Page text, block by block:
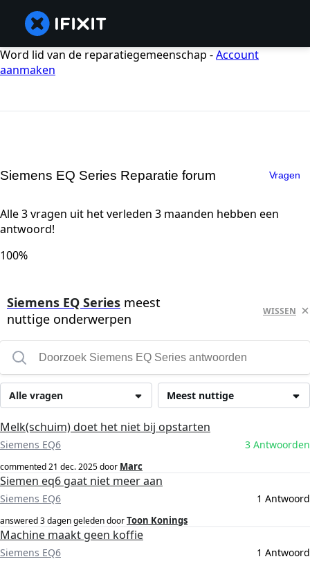
Word lid van de reparatiegemeenschap -Account
aanmaken
Siemens EQ Series Reparatie forum Vragen
Alle 3 vragen uit het verleden 3 maanden hebben een
antwoord!
100%
Siemens EQ Series meest
nuttige onderwerpen
WISSEN
Meest nuttige
Alle vragen
Melk(schuim) doet het niet bij opstarten
Siemens EQ6 3 Antwoorden
commented21 dec. 2025door Marc
Siemen eq6 gaat niet meer aan
Siemens EQ6 1 Antwoord
answered3 dagen geledendoorToon Konings
Machine maakt geen koffie
Siemens EQ6 1 Antwoord